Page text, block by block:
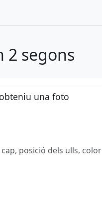
2 segons
una foto
posició dels ulls, color